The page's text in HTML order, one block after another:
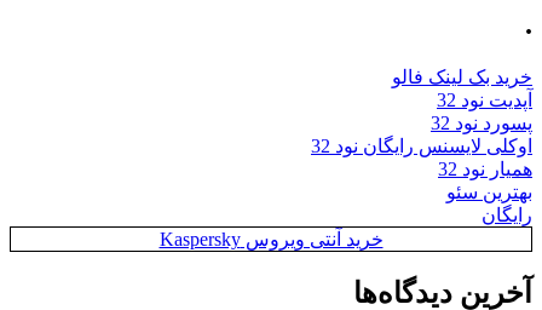
.
خرید بک لینک فالو
آپدیت نود 32
پسورد نود 32
اوکلی لایسنس رایگان نود 32
همیار نود 32
بهترین سئو
رایگان
خرید آنتی ویروس Kaspersky
آخرین دیدگاه‌ها